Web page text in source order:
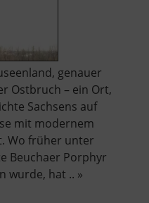
genauer
Ostbruch – ein Ort,
Sachsens auf
mit modernem
Wo früher unter
Beuchaer Porphyr
wurde, hat .. »